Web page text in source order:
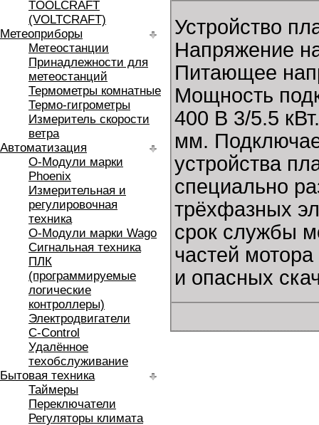
TOOLCRAFT
(VOLTCRAFT)
Метеоприборы
Метеостанции
Принадлежности для
метеостанций
Термометры комнатные
Термо-гигрометры
Измеритель скорости
ветра
Автоматизация
O-Модули марки
Phoenix
Измерительная и
регулировочная
техника
O-Модули марки Wago
Сигнальная техника
ПЛК
(программируемые
логические
контроллеры)
Электродвигатели
C-Control
Удалённое
техобслуживание
Бытовая техника
Таймеры
Переключатели
Регуляторы климата
Устройство
Напряжение
Питающее
Мощность
400 В 3/5.5
мм.
устройства
специально
трёхфазных
срок службы
частей
и опасных